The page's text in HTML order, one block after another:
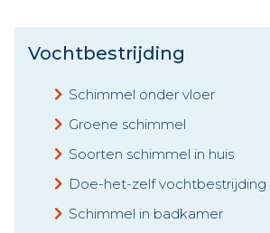
Vochtbestrijding
Schimmel onder vloer
Groene schimmel
Soorten schimmel in huis
Doe-het-zelf vochtbestrijding
Schimmel in badkamer